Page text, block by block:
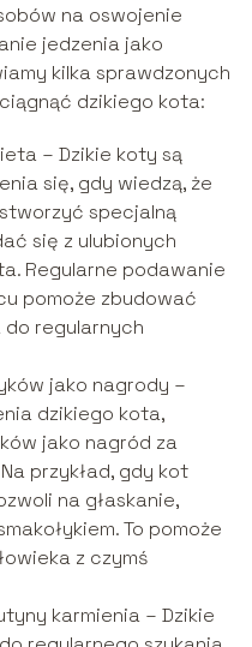
na oswojenie
jedzenia jako
kilka sprawdzonych
dzikiego kota:
– Dzikie koty są
się, gdy wiedzą, że
specjalną
się z ulubionych
Regularne podawanie
pomoże zbudować
regularnych
jako nagrody –
dzikiego kota,
jako nagród za
przykład, gdy kot
na głaskanie,
To pomoże
z czymś
karmienia – Dzikie